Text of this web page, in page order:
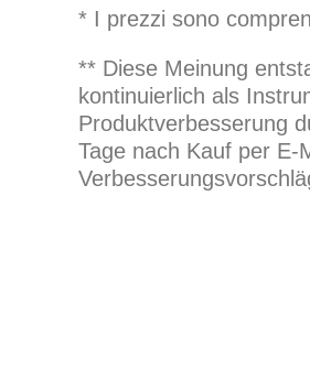
* I prezzi sono
** Diese Meinung
kontinuierlich als
Produktverbesserung
Tage nach Kauf per E-